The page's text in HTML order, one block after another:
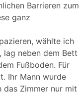
Barrieren zum
ganz
wählte ich
lag neben dem Bett
Fußboden. Für
Ihr Mann wurde
das Zimmer nur mit